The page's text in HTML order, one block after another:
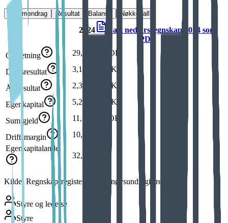
Sammendrag Resultat Balanse Nøkkeltall
2024 Last ned årsregnskap 2024som
PDF
Omsetning
29,3 mill NOK
Driftsresultat 3,1 mill NOK
Årsresultat 2,3 mill NOK
Egenkapital 5,2 mill NOK
Sum gjeld 11,1 mill NOK
Driftsmargin
10,4 %
Egenkapitalandel
32,1 %
Kilde: Regnskapsregisteret (Brønnøysundregistrene)
Styre og ledelse
Styre